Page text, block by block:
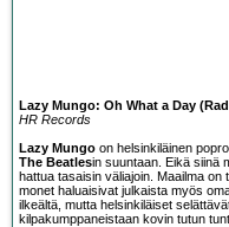
Lazy Mungo: Oh What a Day
HR Records
Lazy Mungo on helsinkiläinen
The Beatlesin suuntaan. Eikä siinä
hattua tasaisin väliajoin. Maailma
monet haluaisivat julkaista myös
ilkeältä, mutta helsinkiläiset
kilpakumppaneistaan kovin tutun